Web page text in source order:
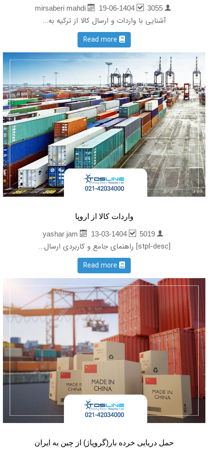
mirsaberi mahdi
19-06-1404 3055
آشنایی با واردات و ارسال کالا از ترکیه به...
Read more
واردات کالا از اروپا
yashar jam
13-03-1404 5019
[stpl-desc] راهنمای جامع و کاربردی ارسال...
Read more
حمل دریایی خرده بار(گروپاژ) از چین به ایران